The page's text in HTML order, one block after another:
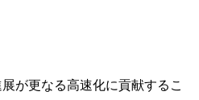
が更なる高速化に貢献するこ